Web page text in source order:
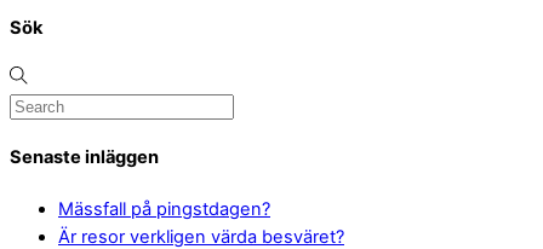
Sök
Senaste inläggen
Mässfall på pingstdagen?
Är resor verkligen värda besväret?